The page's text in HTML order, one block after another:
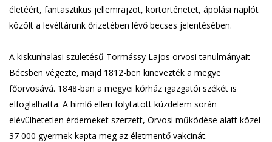
életéért, fantasztikus jellemrajzot, kortörténetet, ápolási naplót
közölt a levéltárunk őrizetében lévő becses jelentésében.
A kiskunhalasi születésű Tormássy Lajos orvosi tanulmányait
Bécsben végezte, majd 1812-ben kinevezték a megye
főorvosává. 1848-ban a megyei kórház igazgatói székét is
elfoglalhatta. A himlő ellen folytatott küzdelem során
elévülhetetlen érdemeket szerzett, Orvosi működése alatt közel
37 000 gyermek kapta meg az életmentő vakcinát.